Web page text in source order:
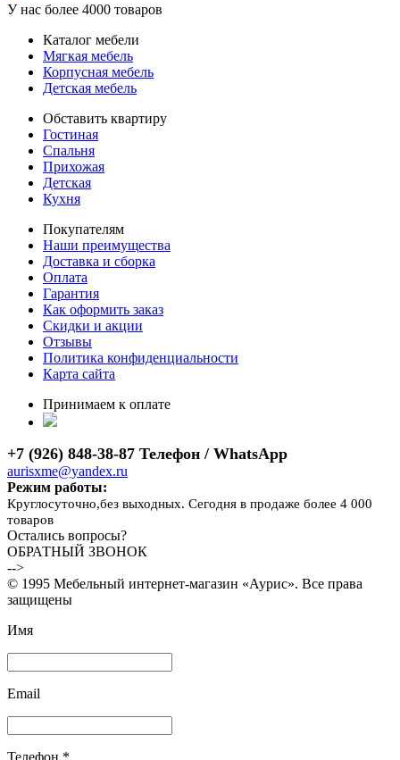
У нас более 4000 товаров
Каталог мебели
Мягкая мебель
Корпусная мебель
Детская мебель
Обставить квартиру
Гостиная
Спальня
Прихожая
Детская
Кухня
Покупателям
Наши преимущества
Доставка и сборка
Оплата
Гарантия
Как оформить заказ
Скидки и акции
Отзывы
Политика конфиденциальности
Карта сайта
Принимаем к оплате
+7 (926) 848-38-87 Телефон / WhatsApp
aurisxme@yandex.ru
Режим работы:
Круглосуточно,без выходных. Сегодня в продаже более 4 000
товаров
Остались вопросы?
ОБРАТНЫЙ ЗВОНОК
-->
© 1995 Мебельный интернет-магазин «Аурис». Все права
защищены
Имя
Email
Телефон *